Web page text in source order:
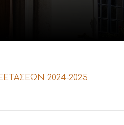
2024-2025